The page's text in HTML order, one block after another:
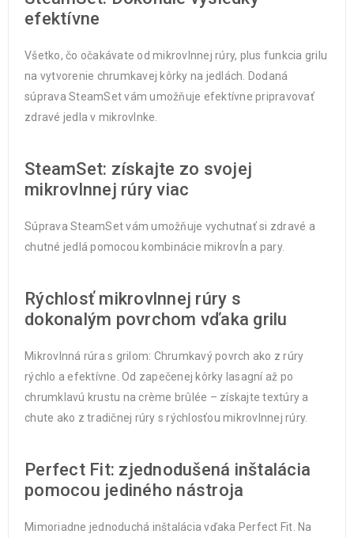
efektívne
Všetko, čo očakávate od mikrovlnnej rúry, plus funkcia grilu
na vytvorenie chrumkavej kôrky na jedlách. Dodaná
súprava SteamSet vám umožňuje efektívne pripravovať
zdravé jedla v mikrovlnke.
SteamSet: získajte zo svojej
mikrovlnnej rúry viac
Súprava SteamSet vám umožňuje vychutnať si zdravé a
chutné jedlá pomocou kombinácie mikrovĺn a pary.
Rýchlosť mikrovlnnej rúry s
dokonalým povrchom vďaka grilu
Mikrovlnná rúra s grilom: Chrumkavý povrch ako z rúry
rýchlo a efektívne. Od zapečenej kôrky lasagní až po
chrumklavú krustu na crème brûlée – získajte textúry a
chute ako z tradičnej rúry s rýchlosťou mikrovlnnej rúry.
Perfect Fit: zjednodušená inštalácia
pomocou jediného nástroja
Mimoriadne jednoduchá inštalácia vďaka Perfect Fit. Na